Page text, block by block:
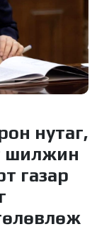
нутаг,
шилжин
газар